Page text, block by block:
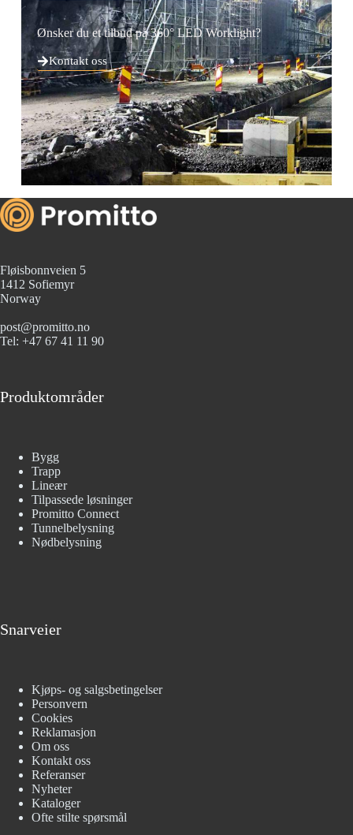
Ønsker du et tilbud på 360° LED Worklight?
Kontakt oss
Fløisbonnveien 5
1412 Sofiemyr
Norway
post@promitto.no
Tel: +47 67 41 11 90
Produktområder
Bygg
Trapp
Lineær
Tilpassede løsninger
Promitto Connect
Tunnelbelysning
Nødbelysning
Snarveier
Kjøps- og salgsbetingelser
Personvern
Cookies
Reklamasjon
Om oss
Kontakt oss
Referanser
Nyheter
Kataloger
Ofte stilte spørsmål